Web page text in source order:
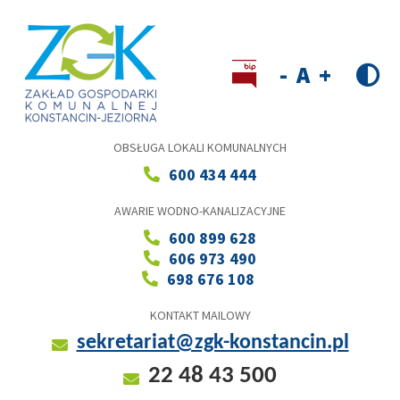
OBSŁUGA LOKALI KOMUNALNYCH
600 434 444
AWARIE WODNO-KANALIZACYJNE
600 899 628
606 973 490
698 676 108
KONTAKT MAILOWY
sekretariat@zgk-konstancin.pl
22 48 43 500
size